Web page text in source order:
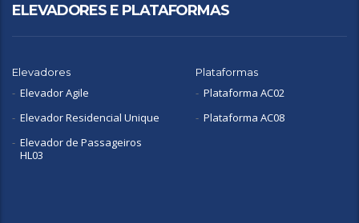
ELEVADORES E PLATAFORMAS
Elevadores
Elevador Agile
Elevador Residencial Unique
Elevador de Passageiros
HL03
Plataformas
Plataforma AC02
Plataforma AC08